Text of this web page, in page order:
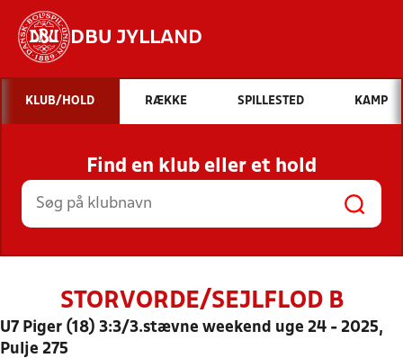
DBU JYLLAND
Hvad vil du søge efter?
INDHOLD OG NYHEDER
STILLINGER, RESULTATER, KLUBBER OG
HOLD
KLUB/HOLD RÆKKE SPILLESTED KAMP
Find en klub eller et hold
STORVORDE/SEJLFLOD B
U7 Piger (18) 3:3/3.stævne weekend uge 24 - 2025,
Pulje 275